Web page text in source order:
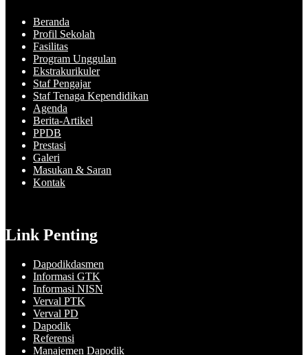
Beranda
Profil Sekolah
Fasilitas
Program Unggulan
Ekstrakurikuler
Staf Pengajar
Staf Tenaga Kependidikan
Agenda
Berita-Artikel
PPDB
Prestasi
Galeri
Masukan & Saran
Kontak
Link Penting
Dapodikdasmen
Informasi GTK
Informasi NISN
Verval PTK
Verval PD
Dapodik
Referensi
Manajemen Dapodik